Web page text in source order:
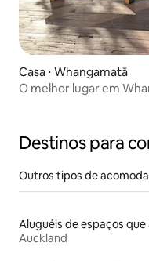
Casa ⋅ Whangamatā
O melhor lugar em
Destinos para
Outros tipos de
Auckland